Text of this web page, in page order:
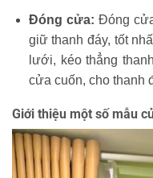
Đóng cửa: Đóng
giữ thanh đáy, tốt
lưới, kéo thẳng
cửa cuốn, cho thanh
Giới thiệu một số mẫu